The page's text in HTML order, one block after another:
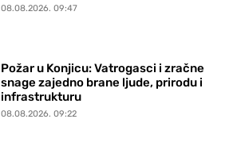
08.08.2026. 09:47
Požar u Konjicu: Vatrogasci i zračne
snage zajedno brane ljude, prirodu i
infrastrukturu
08.08.2026. 09:22